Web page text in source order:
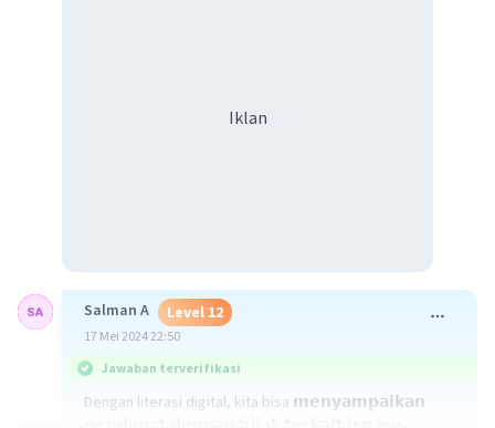
Iklan
Salman A Level 12
17 Mei 2024 22:50
Jawaban terverifikasi
Dengan literasi digital, kita bisa 𝗺𝗲𝗻𝘆𝗮𝗺𝗽𝗮𝗶𝗸𝗮𝗻